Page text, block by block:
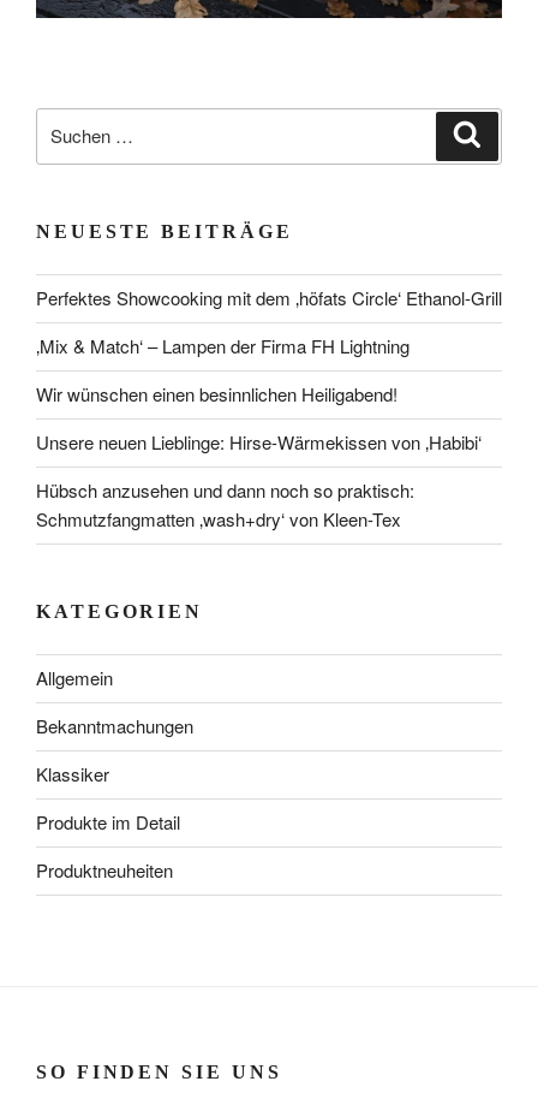
nach:
NEUESTE BEITRÄGE
Perfektes Showcooking mit dem ‚höfats Circle‘ Ethanol-Grill
‚Mix & Match‘ – Lampen der Firma FH Lightning
Wir wünschen einen besinnlichen Heiligabend!
Unsere neuen Lieblinge: Hirse-Wärmekissen von ‚Habibi‘
Hübsch anzusehen und dann noch so praktisch:
Schmutzfangmatten ‚wash+dry‘ von Kleen-Tex
KATEGORIEN
Allgemein
Bekanntmachungen
Klassiker
Produkte im Detail
Produktneuheiten
SO FINDEN SIE UNS